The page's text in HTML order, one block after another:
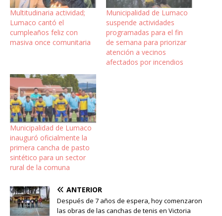
Multitudinaria actividad;
Lumaco cantó el
cumpleaños feliz con
masiva once comunitaria
Municipalidad de Lumaco
suspende actividades
programadas para el fin
de semana para priorizar
atención a vecinos
afectados por incendios
Municipalidad de Lumaco
inauguró oficialmente la
primera cancha de pasto
sintético para un sector
rural de la comuna
ANTERIOR
Después de 7 años de espera, hoy comenzaron
las obras de las canchas de tenis en Victoria